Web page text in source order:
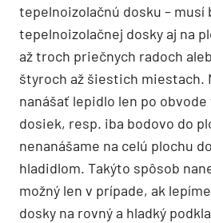
tepelnoizolačnú dosku – musí
tepelnoizolačnej dosky aj na
až troch priečnych radoch
štyroch až šiestich miestach.
nanášať lepidlo len po
dosiek, resp. iba bodovo do
nenanášame na celú plochu
hladidlom. Takýto spôsob
možný len v prípade, ak
dosky na rovný a hladký